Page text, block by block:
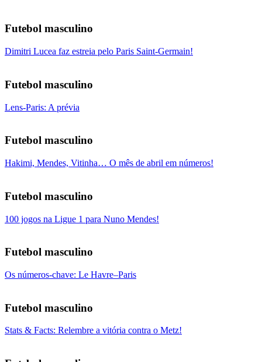
Futebol masculino
Dimitri Lucea faz estreia pelo Paris Saint-Germain!
Futebol masculino
Lens-Paris: A prévia
Futebol masculino
Hakimi, Mendes, Vitinha… O mês de abril em números!
Futebol masculino
100 jogos na Ligue 1 para Nuno Mendes!
Futebol masculino
Os números-chave: Le Havre–Paris
Futebol masculino
Stats & Facts: Relembre a vitória contra o Metz!